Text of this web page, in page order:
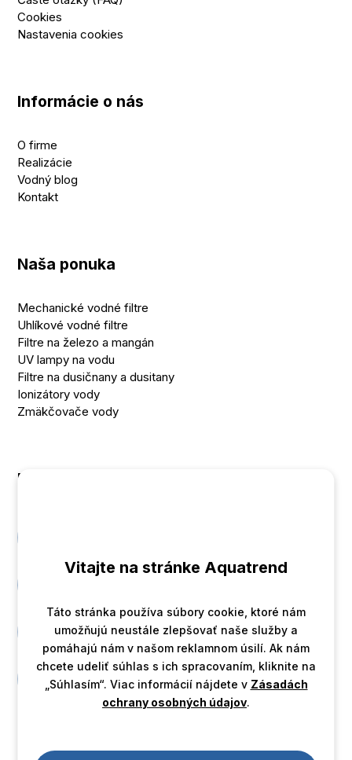
Cookies
Nastavenia cookies
Informácie o nás
O firme
Realizácie
Vodný blog
Kontakt
Naša ponuka
Mechanické vodné filtre
Uhlíkové vodné filtre
Filtre na železo a mangán
UV lampy na vodu
Filtre na dusičnany a dusitany
Ionizátory vody
Zmäkčovače vody
Kontakt
Facebook
Youtube
Vitajte na stránke Aquatrend
Táto stránka používa súbory cookie, ktoré nám
umožňujú neustále zlepšovať naše služby a
pomáhajú nám v našom reklamnom úsilí. Ak nám
chcete udeliť súhlas s ich spracovaním, kliknite na
„Súhlasím“. Viac informácií nájdete v Zásadách
ochrany osobných údajov.